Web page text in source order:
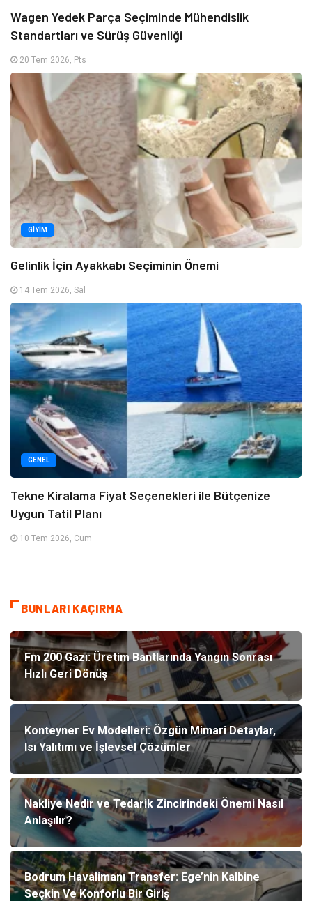
Wagen Yedek Parça Seçiminde Mühendislik
Standartları ve Sürüş Güvenliği
20 Tem 2026, Pts
GIYIM
Gelinlik İçin Ayakkabı Seçiminin Önemi
14 Tem 2026, Sal
GENEL
Tekne Kiralama Fiyat Seçenekleri ile Bütçenize
Uygun Tatil Planı
10 Tem 2026, Cum
BUNLARI KAÇIRMA
Fm 200 Gazı: Üretim Bantlarında Yangın Sonrası
Hızlı Geri Dönüş
Konteyner Ev Modelleri: Özgün Mimari Detaylar,
Isı Yalıtımı ve İşlevsel Çözümler
Nakliye Nedir ve Tedarik Zincirindeki Önemi Nasıl
Anlaşılır?
Bodrum Havalimanı Transfer: Ege’nin Kalbine
Seçkin Ve Konforlu Bir Giriş